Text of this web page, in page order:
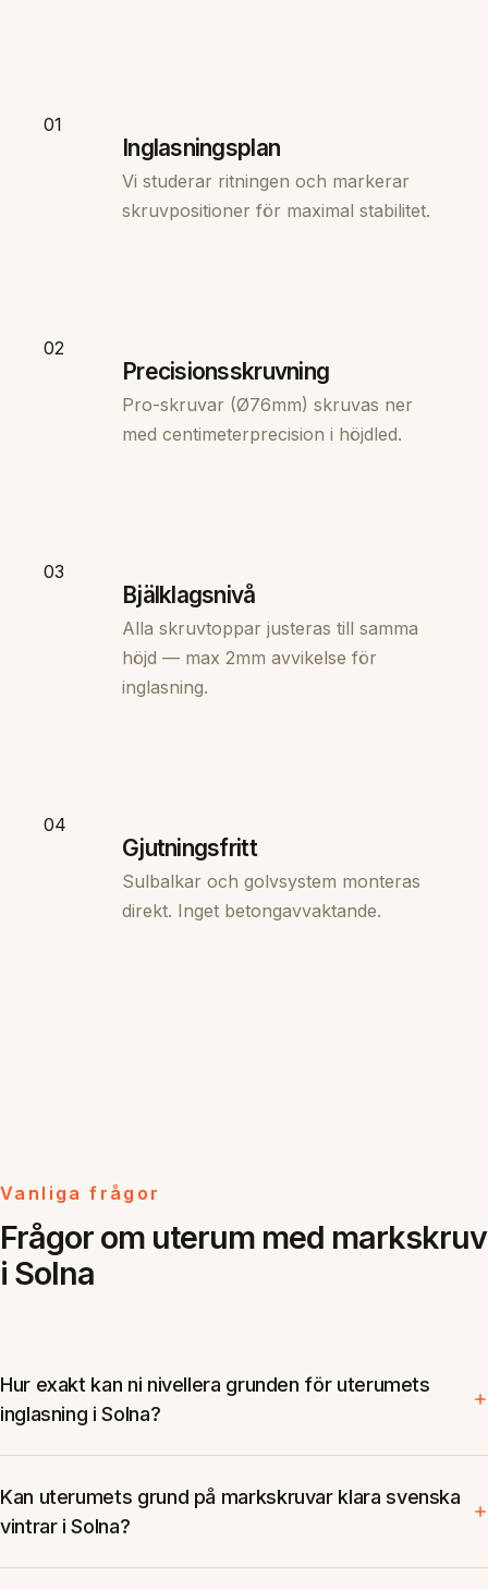
01
Inglasningsplan
Vi studerar ritningen och markerar
skruvpositioner för maximal stabilitet.
02
Precisionsskruvning
Pro-skruvar (Ø76mm) skruvas ner
med centimeterprecision i höjdled.
03
Bjälklagsnivå
Alla skruvtoppar justeras till samma
höjd — max 2mm avvikelse för
inglasning.
04
Gjutningsfritt
Sulbalkar och golvsystem monteras
direkt. Inget betongavvaktande.
Vanliga frågor
Frågor om uterum med markskruv
i Solna
Hur exakt kan ni nivellera grunden för uterumets
inglasning i Solna?
Kan uterumets grund på markskruvar klara svenska
vintrar i Solna?